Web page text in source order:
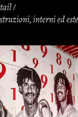
interni ed